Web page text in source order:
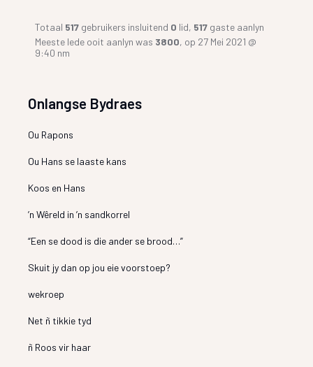
Totaal 517 gebruikers insluitend 0 lid, 517 gaste aanlyn
Meeste lede ooit aanlyn was 3800, op 27 Mei 2021 @
9:40 nm
Onlangse Bydraes
Ou Rapons
Ou Hans se laaste kans
Koos en Hans
’n Wêreld in ’n sandkorrel
“Een se dood is die ander se brood…”
Skuit jy dan op jou eie voorstoep?
wekroep
Net ñ tikkie tyd
ñ Roos vir haar